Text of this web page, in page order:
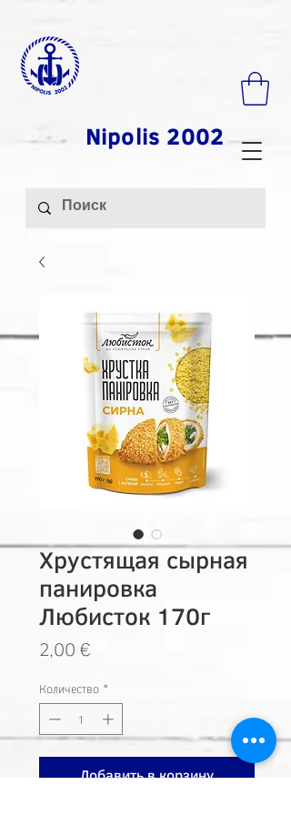
Nipolis 2002
Хрустящая сырная
панировка
Любисток 170г
2,00 €
Количество *
Добавить в корзину